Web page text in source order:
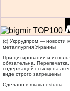
(c) Укррудпром — новости
металлургия Украины
При цитировании и
обязательна.
содержащей ссылку на
виде строго запрещены
Сделано в miavia estudia.